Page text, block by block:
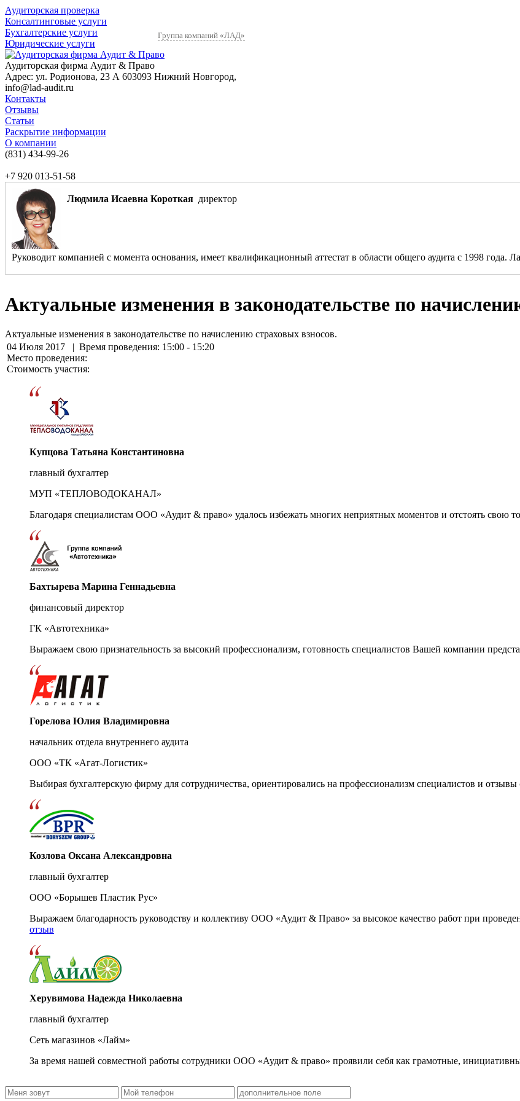
Аудиторская проверка
Консалтинговые услуги
Бухгалтерские услуги
Юридические услуги
Группа компаний «ЛАД»
Аудиторская фирма Аудит & Право
Адрес: ул. Родионова, 23 А 603093 Нижний Новгород,
info@lad-audit.ru
Контакты
Отзывы
Статьи
Раскрытие информации
О компании
(831) 434-99-26
+7 920 013-51-58
Людмила Исаевна Короткая директор
Руководит компанией с момента основания, имеет квалификационный аттестат в области общего аудита с 1998 года.
Актуальные изменения в законодательстве по
Актуальные изменения в законодательстве по начислению страховых взносов.
04 Июля 2017
| Время проведения: 15:00 - 15:20
Место проведения:
Стоимость участия:
Купцова Татьяна Константиновна
главный бухгалтер
МУП «ТЕПЛОВОДОКАНАЛ»
Благодаря специалистам ООО «Аудит & право» удалось избежать многих неприятных моментов и отстоять свою
Бахтырева Марина Геннадьевна
финансовый директор
ГК «Автотехника»
Выражаем свою признательность за высокий профессионализм, готовность специалистов Вашей компании
Горелова Юлия Владимировна
начальник отдела внутреннего аудита
ООО «ТК «Агат-Логистик»
Выбирая бухгалтерскую фирму для сотрудничества, ориентировались на профессионализм специалистов и
Козлова Оксана Александровна
главный бухгалтер
ООО «Борышев Пластик Рус»
Выражаем благодарность руководству и коллективу ООО «Аудит & Право» за высокое качество работ при
отзыв
Херувимова Надежда Николаевна
главный бухгалтер
Сеть магазинов «Лайм»
За время нашей совместной работы сотрудники ООО «Аудит & право» проявили себя как грамотные,